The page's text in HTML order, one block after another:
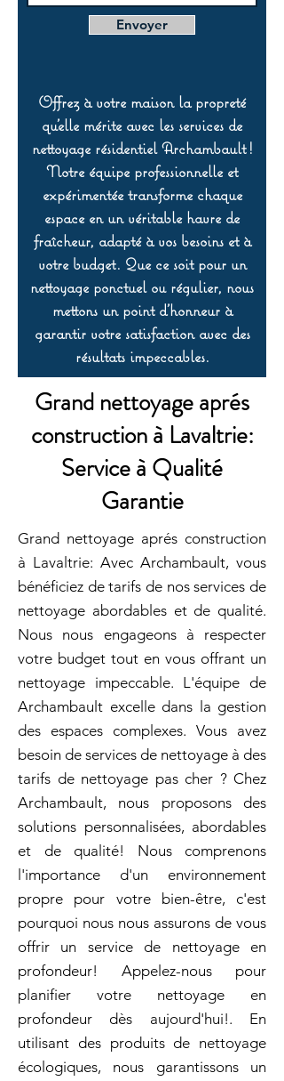
Envoyer
Offrez à votre maison la propreté
qu’elle mérite avec les services de
nettoyage résidentiel Archambault !
Notre équipe professionnelle et
expérimentée transforme chaque
espace en un véritable havre de
fraîcheur, adapté à vos besoins et à
votre budget. Que ce soit pour un
nettoyage ponctuel ou régulier, nous
mettons un point d’honneur à
garantir votre satisfaction avec des
résultats impeccables.
Grand nettoyage aprés
construction à Lavaltrie:
Service à Qualité
Garantie
Grand nettoyage aprés construction
à Lavaltrie: Avec Archambault, vous
bénéficiez de tarifs de nos services de
nettoyage abordables et de qualité.
Nous nous engageons à respecter
votre budget tout en vous offrant un
nettoyage impeccable. L'équipe de
Archambault excelle dans la gestion
des espaces complexes. Vous avez
besoin de services de nettoyage à des
tarifs de nettoyage pas cher ? Chez
Archambault, nous proposons des
solutions personnalisées, abordables
et de qualité! Nous comprenons
l'importance d'un environnement
propre pour votre bien-être, c'est
pourquoi nous nous assurons de vous
offrir un service de nettoyage en
profondeur! Appelez-nous pour
planifier votre nettoyage en
profondeur dès aujourd'hui!. En
utilisant des produits de nettoyage
écologiques, nous garantissons un